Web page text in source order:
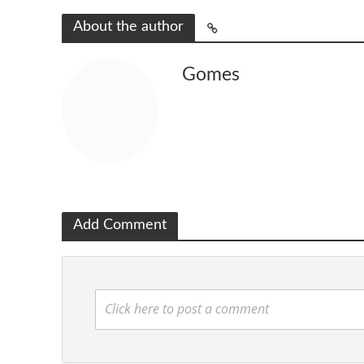
About the author
Gomes
Add Comment
Click here to post a comment